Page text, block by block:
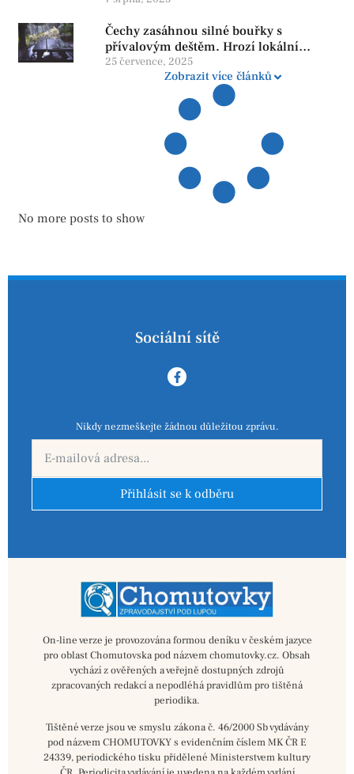
reformy
Čechy zasáhnou silné bouřky s
přívalovým deštěm. Hrozí lokální
zatopení
25 července, 2025
Zobrazit více článků
No more posts to show
Sociální sítě
Nikdy nezmeškejte žádnou důležitou zprávu.
Přihlásit se k odběru
On-line verze je provozována formou deníku v českém jazyce
pro oblast Chomutovska pod názvem chomutovky.cz. Obsah
vychází z ověřených a veřejně dostupných zdrojů
zpracovaných redakcí a nepodléhá pravidlům pro tištěná
periodika.
Tištěné verze jsou ve smyslu zákona č. 46/2000 Sb vydávány
pod názvem CHOMUTOVKY s evidenčním číslem MK ČR E
24339, periodického tisku přidělené Ministerstvem kultury